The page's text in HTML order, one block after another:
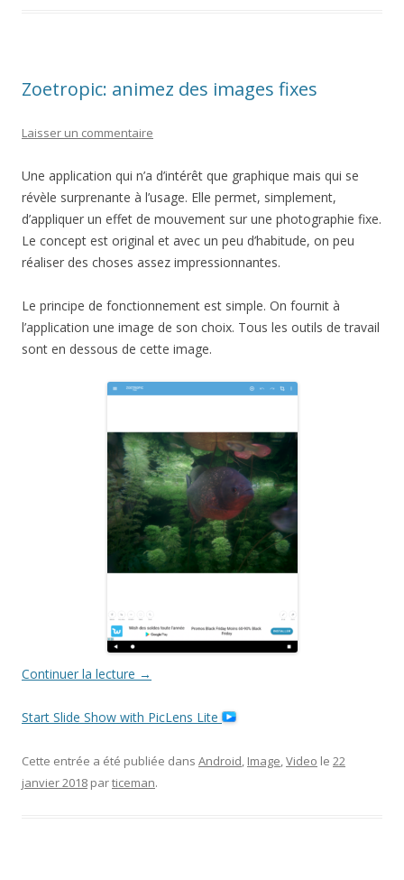
Zoetropic: animez des images fixes
Laisser un commentaire
Une application qui n’a d’intérêt que graphique mais qui se
révèle surprenante à l’usage. Elle permet, simplement,
d’appliquer un effet de mouvement sur une photographie fixe.
Le concept est original et avec un peu d’habitude, on peu
réaliser des choses assez impressionnantes.
Le principe de fonctionnement est simple. On fournit à
l’application une image de son choix. Tous les outils de travail
sont en dessous de cette image.
Continuer la lecture →
Start Slide Show with PicLens Lite
Cette entrée a été publiée dans Android, Image,Video le 22
janvier 2018 particeman.